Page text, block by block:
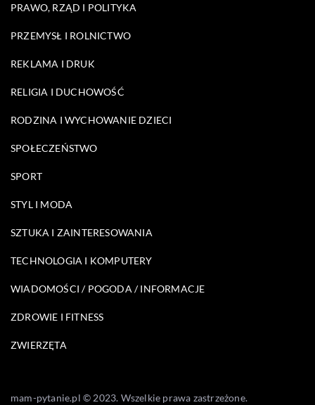
PRAWO, RZĄD I POLITYKA
PRZEMYSŁ I ROLNICTWO
REKLAMA I DRUK
RELIGIA I DUCHOWOŚĆ
RODZINA I WYCHOWANIE DZIECI
SPOŁECZEŃSTWO
SPORT
STYL I MODA
SZTUKA I ZAINTERESOWANIA
TECHNOLOGIA I KOMPUTERY
WIADOMOŚCI / POGODA / INFORMACJE
ZDROWIE I FITNESS
ZWIERZĘTA
mam-pytanie.pl © 2023. Wszelkie prawa zastrzeżone.